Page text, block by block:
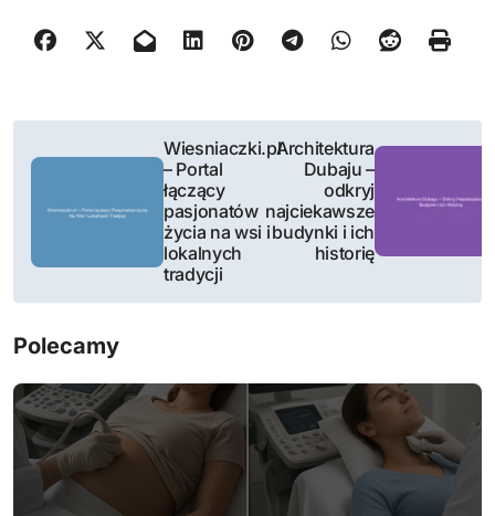
a
c
Wiesniaczki.pl
– Portal
łączący
pasjonatów
życia na wsi i
lokalnych
tradycji
Architektura
Dubaju –
odkryj
najciekawsze
budynki i ich
historię
Polecamy